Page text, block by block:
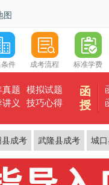
图
件 成考流程 标准学费
真题
模拟试题
义
技巧心得
函
授
县成考 武隆县成考 城